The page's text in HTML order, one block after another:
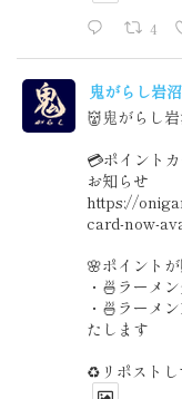
4
鬼がらし岩
👹鬼がらし岩
💳ポイント
お知らせ
https://
card-now-
🌸ポイント
・🍜ラーメ
・🍜ラーメ
たします
♻️リポストし